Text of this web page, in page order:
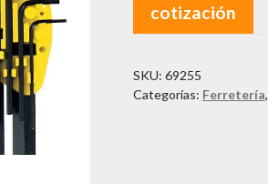
cotización
SKU: 69255
Categorías: Ferretería,